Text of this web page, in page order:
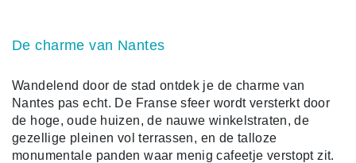
De charme van Nantes
Wandelend door de stad ontdek je de charme van
Nantes pas echt. De Franse sfeer wordt versterkt door
de hoge, oude huizen, de nauwe winkelstraten, de
gezellige pleinen vol terrassen, en de talloze
monumentale panden waar menig cafeetje verstopt zit.